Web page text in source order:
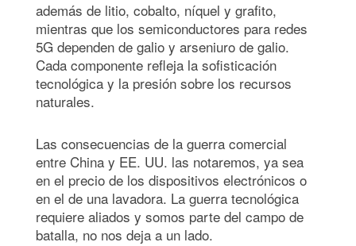
además de litio, cobalto, níquel y grafito,
mientras que los semiconductores para redes
5G dependen de galio y arseniuro de galio.
Cada componente refleja la sofisticación
tecnológica y la presión sobre los recursos
naturales.
Las consecuencias de la guerra comercial
entre China y EE. UU. las notaremos, ya sea
en el precio de los dispositivos electrónicos o
en el de una lavadora. La guerra tecnológica
requiere aliados y somos parte del campo de
batalla, no nos deja a un lado.